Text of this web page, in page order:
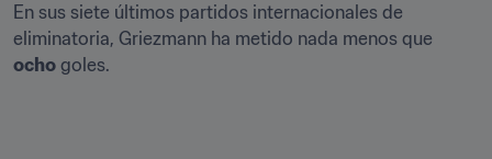
En sus siete últimos partidos internacionales de
ocho goles.